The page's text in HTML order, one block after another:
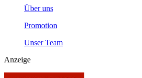
Über uns
Promotion
Unser Team
Anzeige